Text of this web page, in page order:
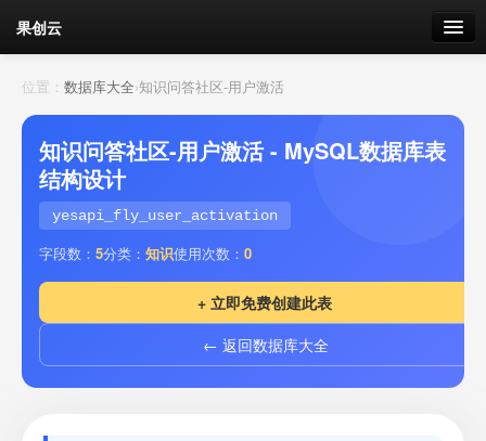
果创云
数据表单
API接口
云存储
流量 剩余接口流量
套餐
位置： 数据库大全›知识问答社区-用户激活
知识问答社区-用户激活 - MySQL数据库表
结构设计
yesapi_fly_user_activation
字段数： 5分类： 知识使用次数： 0
+ 立即免费创建此表
← 返回数据库大全